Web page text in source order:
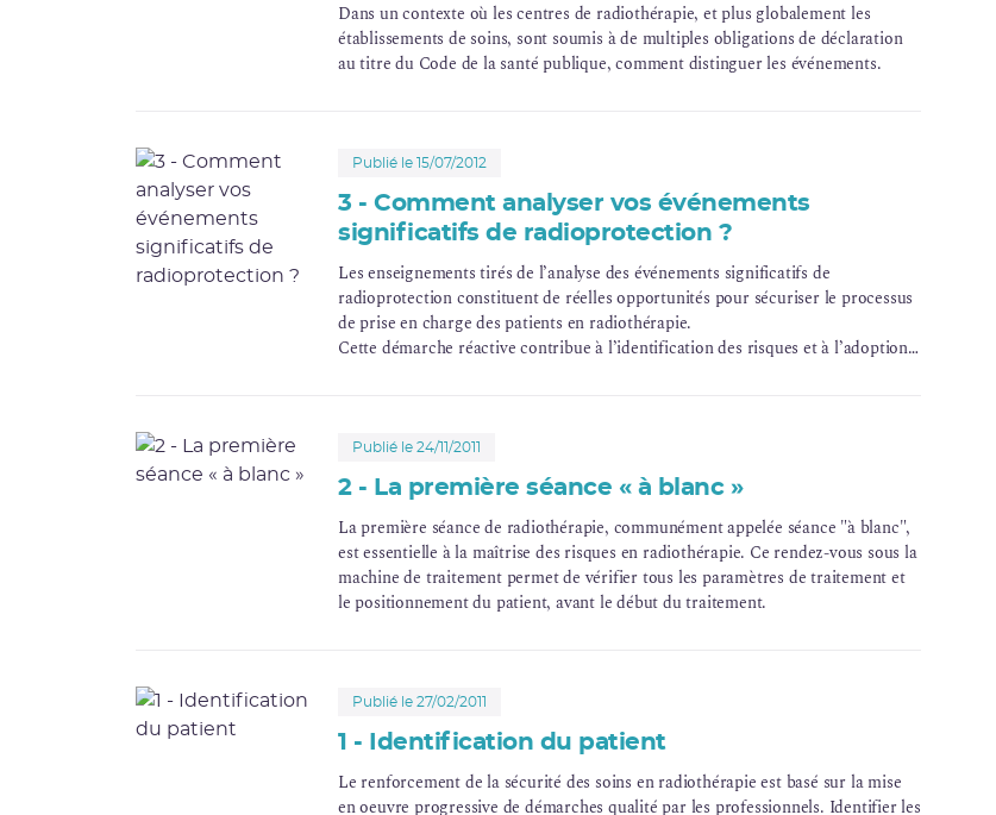
Dans un contexte où les centres de radiothérapie, et plus globalement les
établissements de soins, sont soumis à de multiples obligations de déclaration
au titre du Code de la santé publique, comment distinguer les événements.
Publié le 15/07/2012
3 - Comment analyser vos événements
significatifs de radioprotection ?
Les enseignements tirés de l’analyse des événements significatifs de
radioprotection constituent de réelles opportunités pour sécuriser le processus
de prise en charge des patients en radiothérapie.
Cette démarche réactive contribue à l’identification des risques et à l’adoption
Publié le 24/11/2011
2 - La première séance « à blanc »
La première séance de radiothérapie, communément appelée séance "à blanc",
est essentielle à la maîtrise des risques en radiothérapie. Ce rendez-vous sous la
machine de traitement permet de vérifier tous les paramètres de traitement et
le positionnement du patient, avant le début du traitement.
Publié le 27/02/2011
1 - Identification du patient
Le renforcement de la sécurité des soins en radiothérapie est basé sur la mise
en oeuvre progressive de démarches qualité par les professionnels. Identifier les